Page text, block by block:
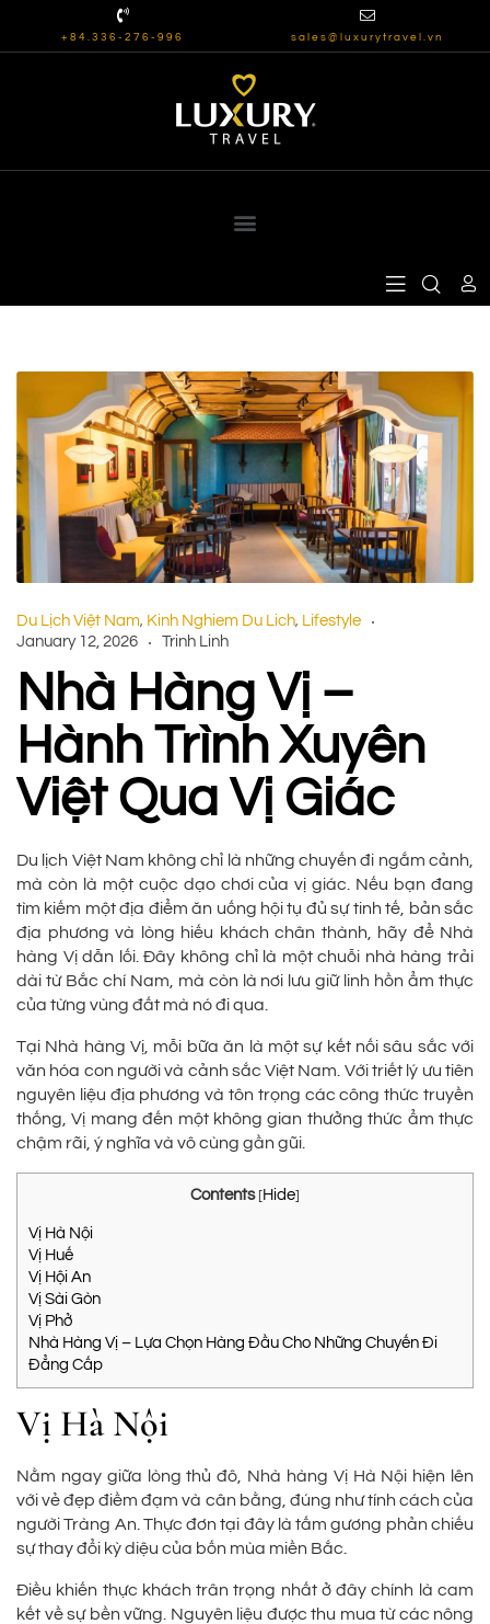
+84.336-276-996 sales@luxurytravel.vn
Du Lịch Việt Nam, Kinh Nghiem Du Lich, Lifestyle
January 12, 2026
Trinh Linh
Nhà Hàng Vị –
Hành Trình Xuyên
Việt Qua Vị Giác
Du lịch Việt Nam không chỉ là những chuyến đi ngắm cảnh,
mà còn là một cuộc dạo chơi của vị giác. Nếu bạn đang
tìm kiếm một địa điểm ăn uống hội tụ đủ sự tinh tế, bản sắc
địa phương và lòng hiếu khách chân thành, hãy để Nhà
hàng Vị dẫn lối. Đây không chỉ là một chuỗi nhà hàng trải
dài từ Bắc chí Nam, mà còn là nơi lưu giữ linh hồn ẩm thực
của từng vùng đất mà nó đi qua.
Tại Nhà hàng Vị, mỗi bữa ăn là một sự kết nối sâu sắc với
văn hóa con người và cảnh sắc Việt Nam. Với triết lý ưu tiên
nguyên liệu địa phương và tôn trọng các công thức truyền
thống, Vị mang đến một không gian thưởng thức ẩm thực
chậm rãi, ý nghĩa và vô cùng gần gũi.
Contents [Hide]
Vị Hà Nội
Vị Huế
Vị Hội An
Vị Sài Gòn
Vị Phở
Nhà Hàng Vị – Lựa Chọn Hàng Đầu Cho Những Chuyến Đi
Đẳng Cấp
Vị Hà Nội
Nằm ngay giữa lòng thủ đô, Nhà hàng Vị Hà Nội hiện lên
với vẻ đẹp điềm đạm và cân bằng, đúng như tính cách của
người Tràng An. Thực đơn tại đây là tấm gương phản chiếu
sự thay đổi kỳ diệu của bốn mùa miền Bắc.
Điều khiến thực khách trân trọng nhất ở đây chính là cam
kết về sự bền vững. Nguyên liệu được thu mua từ các nông